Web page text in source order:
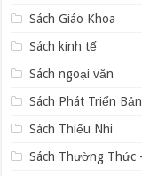
Sách Giáo Khoa
Sách kinh tế
Sách ngoại văn
Sách Phát Triển
Sách Thiếu Nhi
Sách Thường Thức